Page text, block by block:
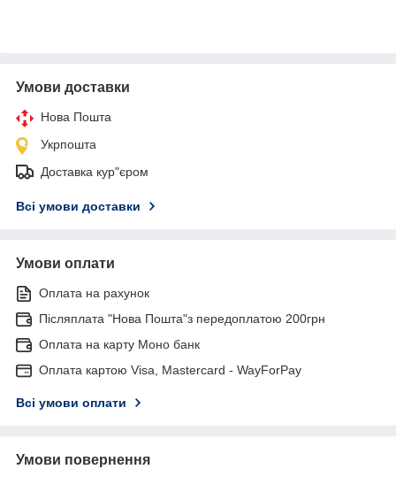
Умови доставки
Нова Пошта
Укрпошта
Доставка кур"єром
Всі умови доставки
Умови оплати
Оплата на рахунок
Післяплата "Нова Пошта"з передоплатою 200грн
Оплата на карту Моно банк
Оплата картою Visa, Mastercard - WayForPay
Всі умови оплати
Умови повернення